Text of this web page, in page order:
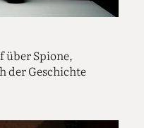
eine kurzfristige
Haitink in Chicago
wäre natürlich toll
hatte ich später
Aber damals, das
Stück noch nicht oft
es war die
über Spione,
der Geschichte